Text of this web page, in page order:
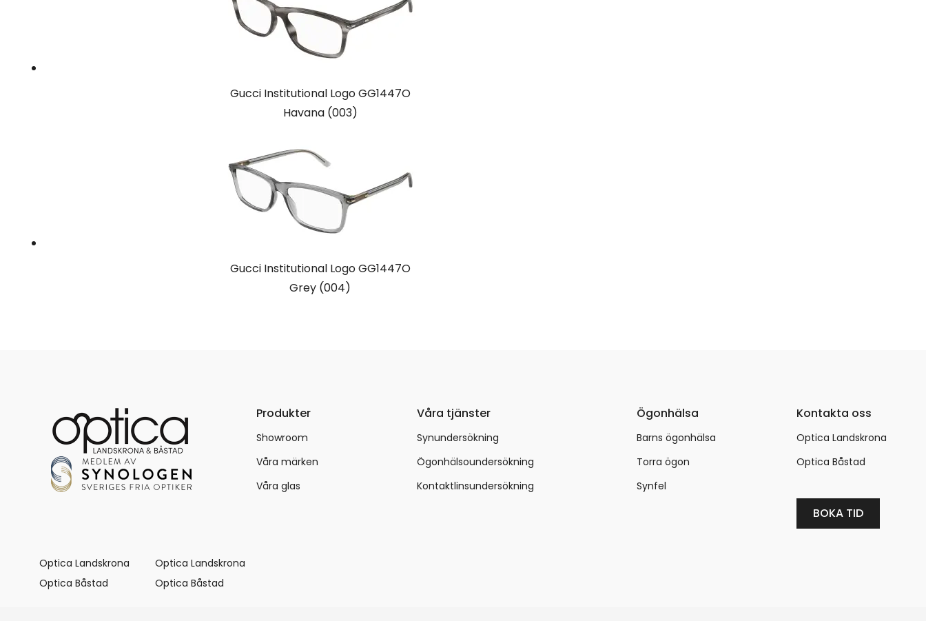
Gucci Institutional Logo GG1447O
Havana (003)
Gucci Institutional Logo GG1447O
Grey (004)
Produkter
Showroom
Våra märken
Våra glas
Våra tjänster
Synundersökning
Ögonhälsoundersökning
Kontaktlinsundersökning
Ögonhälsa
Barns ögonhälsa
Torra ögon
Synfel
Kontakta oss
Optica Landskrona
Optica Båstad
BOKA TID
Optica Landskrona
Optica Båstad
Optica Landskrona
Optica Båstad